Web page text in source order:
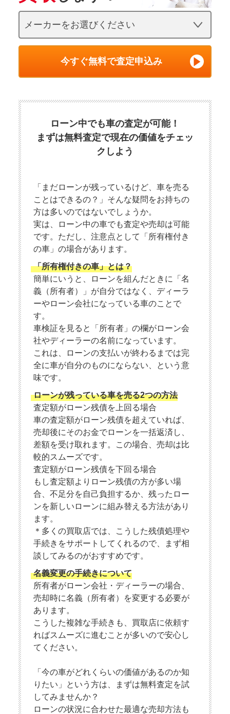
今すぐ無料で査定申込み
ローン中でも車の査定が可能！
まずは無料査定で現在の価値をチェッ
クしよう
「まだローンが残っているけど、車を売る
ことはできるの？」そんな疑問をお持ちの
方は多いのではないでしょうか。
実は、ローン中の車でも査定や売却は可能
です。ただし、注意点として「所有権付き
の車」の場合があります。
「所有権付きの車」とは？
簡単にいうと、ローンを組んだときに「名
義（所有者）」が自分ではなく、ディーラ
ーやローン会社になっている車のことで
す。
車検証を見ると「所有者」の欄がローン会
社やディーラーの名前になっています。
これは、ローンの支払いが終わるまでは完
全に車が自分のものにならない、という意
味です。
ローンが残っている車を売る2つの方法
査定額がローン残債を上回る場合
車の査定額がローン残債を超えていれば、
売却後にそのお金でローンを一括返済し、
差額を受け取れます。この場合、売却は比
較的スムーズです。
査定額がローン残債を下回る場合
もし査定額よりローン残債の方が多い場
合、不足分を自己負担するか、残ったロー
ンを新しいローンに組み替える方法があり
ます。
＊多くの買取店では、こうした残債処理や
手続きをサポートしてくれるので、まず相
談してみるのがおすすめです。
名義変更の手続きについて
所有者がローン会社・ディーラーの場合、
売却時に名義（所有者）を変更する必要が
あります。
こうした複雑な手続きも、買取店に依頼す
ればスムーズに進むことが多いので安心し
てください。
「今の車がどれくらいの価値があるのか知
りたい」という方は、まずは無料査定を試
してみませんか？
ローンの状況に合わせた最適な売却方法も